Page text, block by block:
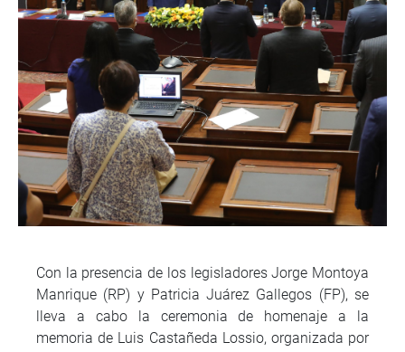
Con la presencia de los legisladores Jorge Montoya
Manrique (RP) y Patricia Juárez Gallegos (FP), se
lleva a cabo la ceremonia de homenaje a la
memoria de Luis Castañeda Lossio, organizada por